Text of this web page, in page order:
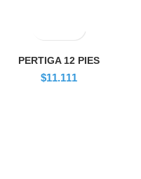
PERTIGA 12 PIES
$11.111